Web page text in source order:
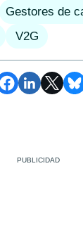
Gestores de
V2G